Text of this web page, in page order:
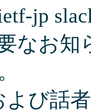
jp
なお知
よび話